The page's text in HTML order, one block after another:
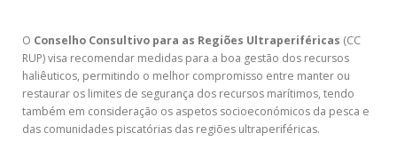
O Conselho Consultivo para as Regiões Ultraperiféricas (CC
RUP) visa recomendar medidas para a boa gestão dos recursos
haliêuticos, permitindo o melhor compromisso entre manter ou
restaurar os limites de segurança dos recursos marítimos, tendo
também em consideração os aspetos socioeconómicos da pesca e
das comunidades piscatórias das regiões ultraperiféricas.